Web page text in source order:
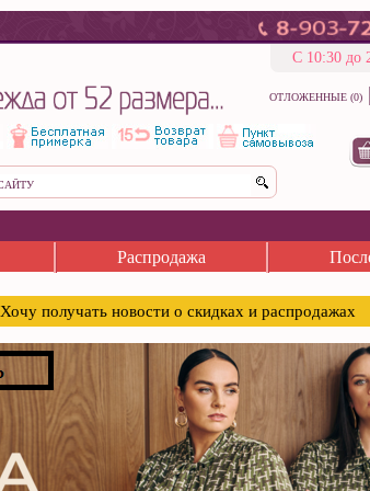
С 10:30 до
ОТЛОЖЕННЫЕ (0) |
Распродажа
Хочу получать новости о скидках и распродажах